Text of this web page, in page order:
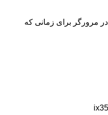
مرورگر برای زمانی که